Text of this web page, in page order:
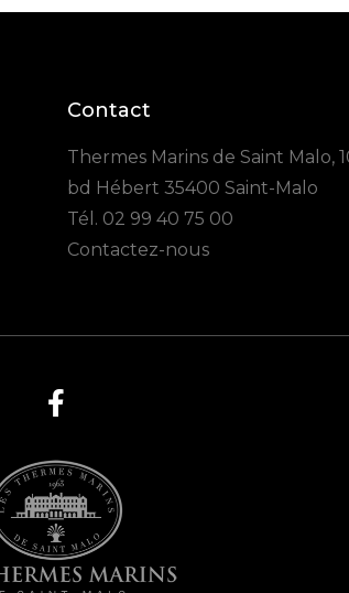
Contact
Thermes Marins de Saint Malo,
bd Hébert 35400 Saint-Malo
Tél. 02 99 40 75 00
Contactez-nous